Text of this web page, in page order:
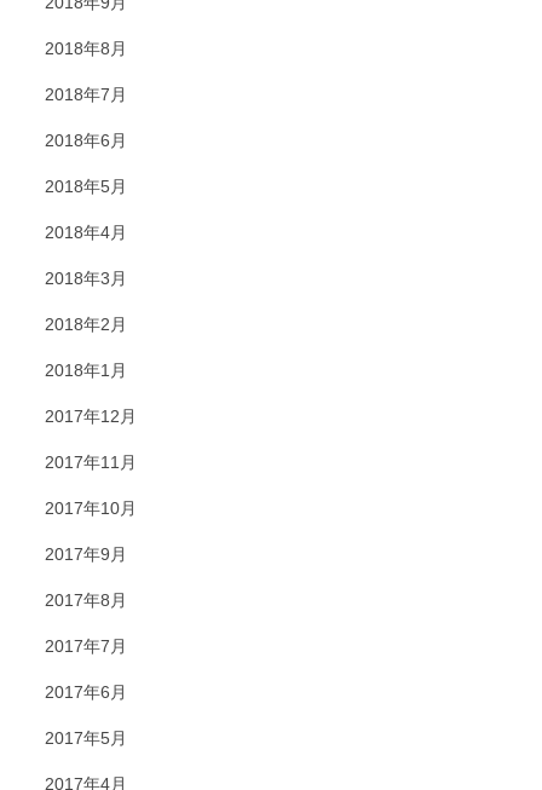
2018年8月
2018年7月
2018年6月
2018年5月
2018年4月
2018年3月
2018年2月
2018年1月
2017年12月
2017年11月
2017年10月
2017年9月
2017年8月
2017年7月
2017年6月
2017年5月
2017年4月